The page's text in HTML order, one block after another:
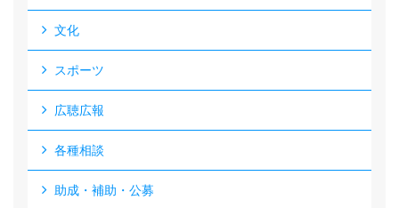
文化
スポーツ
広聴広報
各種相談
助成・補助・公募